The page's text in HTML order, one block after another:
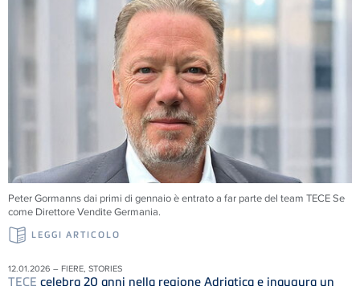
Peter Gormanns dai primi di gennaio è entrato a far parte del team TECESe
come Direttore Vendite Germania.
LEGGI ARTICOLO
12.01.2026 – FIERE, STORIES
TECE celebra 20 anni nella regione Adriatica e inaugura un